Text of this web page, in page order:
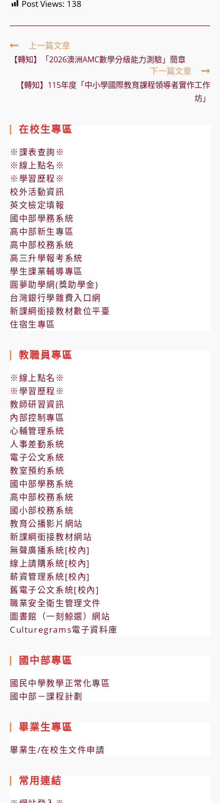
Post Views: 138
Read
more
articles
上一篇文章
【轉知】「2026澳洲AMC數學分級能力測驗」簡章
下一篇文章
【轉知】115年度「中小學國際教育課程領導者實作工作
坊」
在校生專區
※課表查詢※
※線上點名※
※學習歷程※
校外活動資訊
英文檢定填報
國中部學務系統
高中部新生專區
高中部校務系統
高三升學報考系統
學生課業輔導專區
圓夢助學網(獎助學金)
台灣銀行學雜費入口網
新課綱銜接教材數位平臺
住宿生專區
教職員專區
※線上點名※
※學習歷程※
教師研習資訊
內部控制專區
心輔管理系統
人事差勤系統
電子公文系統
教室預約系統
國中部學務系統
高中部校務系統
國小部校務系統
教育公播影片網站
新課綱銜接教材網站
無聲廣播系統[校內]
線上請購系統[校內]
薪資管理系統[校內]
舊電子公文系統[校內]
職業安全衛生管理文件
圖書館（一刻鯨選）網站
Culturegrams電子資料庫
國中部專區
國民中學教學正常化專區
國中部－課程計劃
畢業生專區
畢業生/在校生文件申請
常用連結